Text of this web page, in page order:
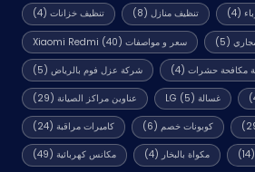
تنظيف خزانات(4) تنظيف منازل (8) (4)
سعر و مواصفات Xiaomi Redmi (40) (5)
شركة عزل فوم بالرياض(5) مكافحة حشرات (4)
عناوين مراكز الصيانة(29) غسالة LG (5)
كاميرات مراقبة(24) كوبونات خصم (6)
مكانس كهربائية(49) مكواة بالبخار (4) (14)